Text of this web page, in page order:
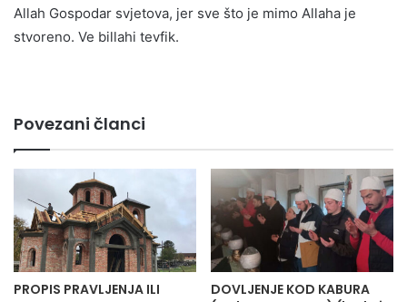
Allah Gospodar svjetova, jer sve što je mimo Allaha je
stvoreno. Ve billahi tevfik.
Povezani članci
PROPIS PRAVLJENJA ILI
DOVLJENJE KOD KABURA